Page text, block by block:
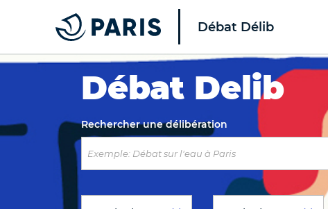
Top of the page
Débat Délib
Débat Delib
Rechercher une délibération